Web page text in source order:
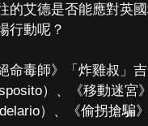
的艾德是否能應對英
行動呢？
命毒師》「炸雞叔」
）、《移動迷宮
）、《偷拐搶騙